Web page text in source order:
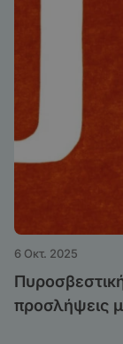
6 Οκτ. 2025
προσλήψεις